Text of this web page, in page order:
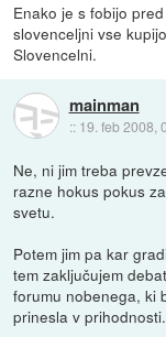
Enako je s fobijo
slovenceljni vse
Slovencelni.
mainman
:: 19. feb 2008,
Ne, ni jim treba
razne hokus pokus
svetu.
Potem jim pa kar
tem zaključujem
forumu nobenega, ki
prinesla v prihodnosti.